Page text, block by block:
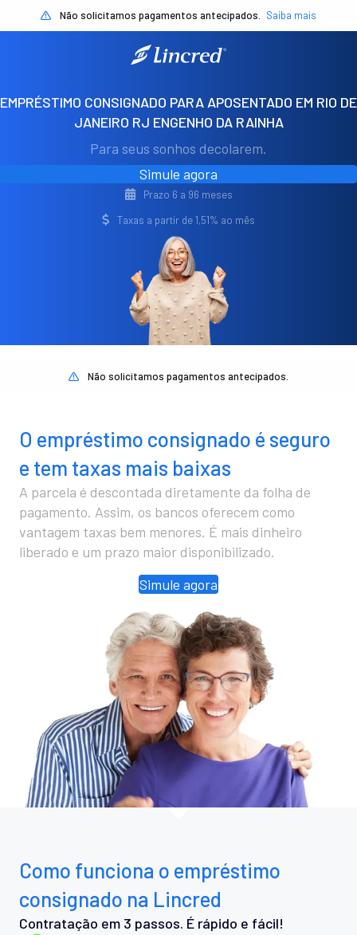
Não solicitamos pagamentos antecipados. Saiba mais
EMPRÉSTIMO CONSIGNADO PARA APOSENTADO EM RIO DE
JANEIRO RJ ENGENHO DA RAINHA
Para seus sonhos decolarem.
Simule agora
Prazo 6 a 96 meses
Taxas a partir de 1,51% ao mês
Não solicitamos pagamentos antecipados.
O empréstimo consignado é seguro
e tem taxas mais baixas
A parcela é descontada diretamente da folha de
pagamento. Assim, os bancos oferecem como
vantagem taxas bem menores. É mais dinheiro
liberado e um prazo maior disponibilizado.
Simule agora
Como funciona o empréstimo
consignado na Lincred
Contratação em 3 passos. É rápido e fácil!